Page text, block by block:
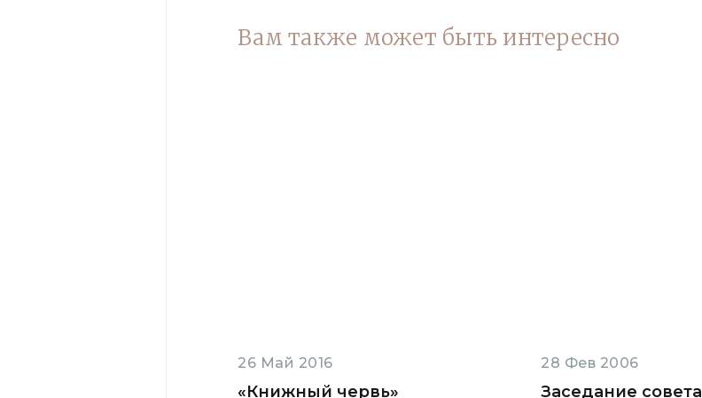
Вам также может быть интересно
26 Май 2016
«Книжный червь»
28 Фев 2006
Заседание совета